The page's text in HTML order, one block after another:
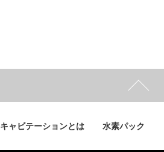
キャビテーションとは 水素パック